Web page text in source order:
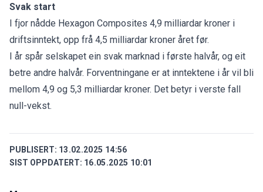
Svak start
I fjor nådde Hexagon Composites 4,9 milliardar kroner i
driftsinntekt, opp frå 4,5 milliardar kroner året før.
I år spår selskapet ein svak marknad i første halvår, og eit
betre andre halvår. Forventningane er at inntektene i år vil bli
mellom 4,9 og 5,3 milliardar kroner. Det betyr i verste fall
null-vekst.
PUBLISERT: 13.02.2025 14:56
SIST OPPDATERT: 16.05.2025 10:01